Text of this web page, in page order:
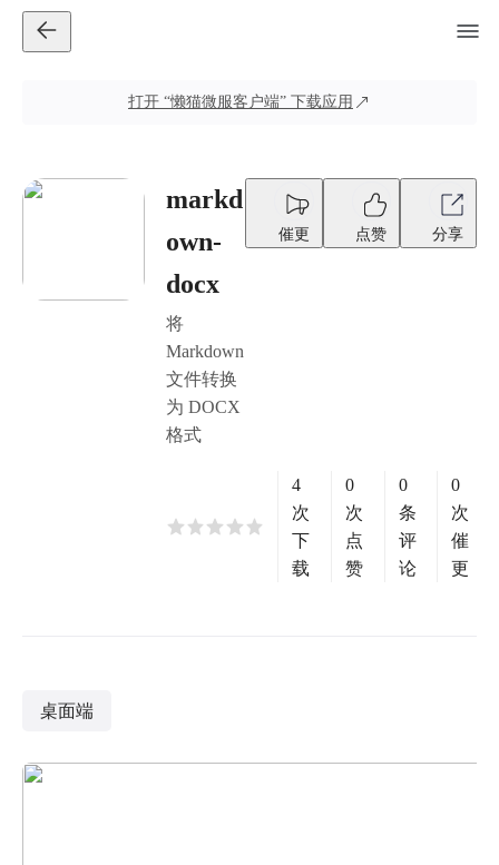
打开 “懒猫微服客户端” 下载应用
markd
own-
docx
将
Markdown
文件转换
为 DOCX
格式
催更 点赞 分享
4
次
下
载
0
次
点
赞
0
条
评
论
0
次
催
更
桌面端